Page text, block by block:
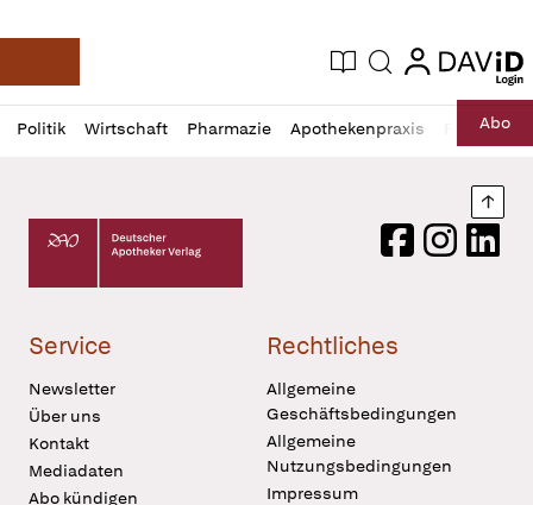
Deutsche Apotheker Zeitung
Aktuelle Ausgabe
Suche login
login
Politik Wirtschaft Pharmazie Apothekenpraxis RechtAbo
Profil
öffnen
Daz
Pur
Deutscher Apotheker Verlag Logo
FacebookInstagram
Service
Newsletter
Über uns
Kontakt
Mediadaten
Abo kündigen
Rechtliches
Allgemeine
Geschäftsbedingungen
Allgemeine
Nutzungsbedingungen
Impressum